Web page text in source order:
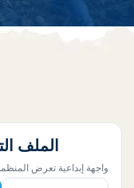
الملف
واجهة إبداعية تعرض